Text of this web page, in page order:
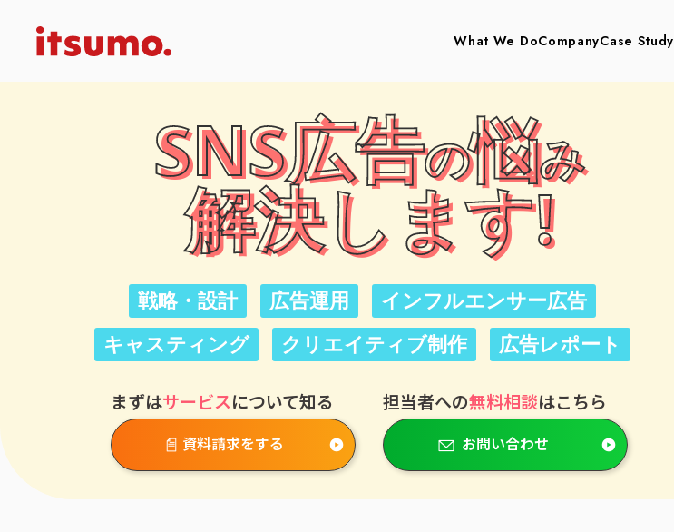
What We DoCompanyCase Study
SNS広告の悩み
解決します!
戦略・設計 広告運用
インフルエンサー広告
キャスティング
クリエイティブ制作 広告レポート
まずはサービスについて知る
資料請求をする
担当者への無料相談はこちら
お問い合わせ